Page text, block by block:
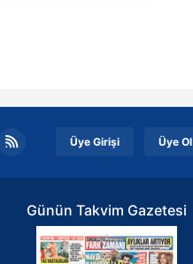
ve sitemizde ilgili
Üye Girişi Üye Ol
Günün Takvim Gazetesi